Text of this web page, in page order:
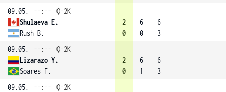
09.05.
--:--
Q-2K
Shulaeva E.
Rush B.
2
0
6
0
6
3
09.05.
--:--
Q-2K
Lizarazo Y.
Soares F.
2
0
6
1
6
3
09.05.
--:--
Q-2K